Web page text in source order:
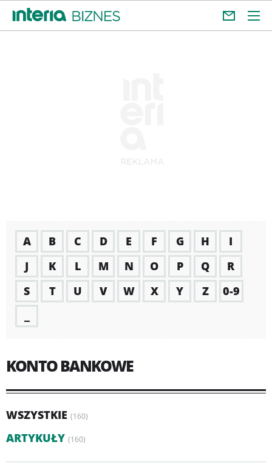
A B C D E F G H
I
J
K L M N O P Q
R
S
T U V W X Y Z
0-9
KONTO BANKOWE
WSZYSTKIE (160)
ARTYKUŁY (160)